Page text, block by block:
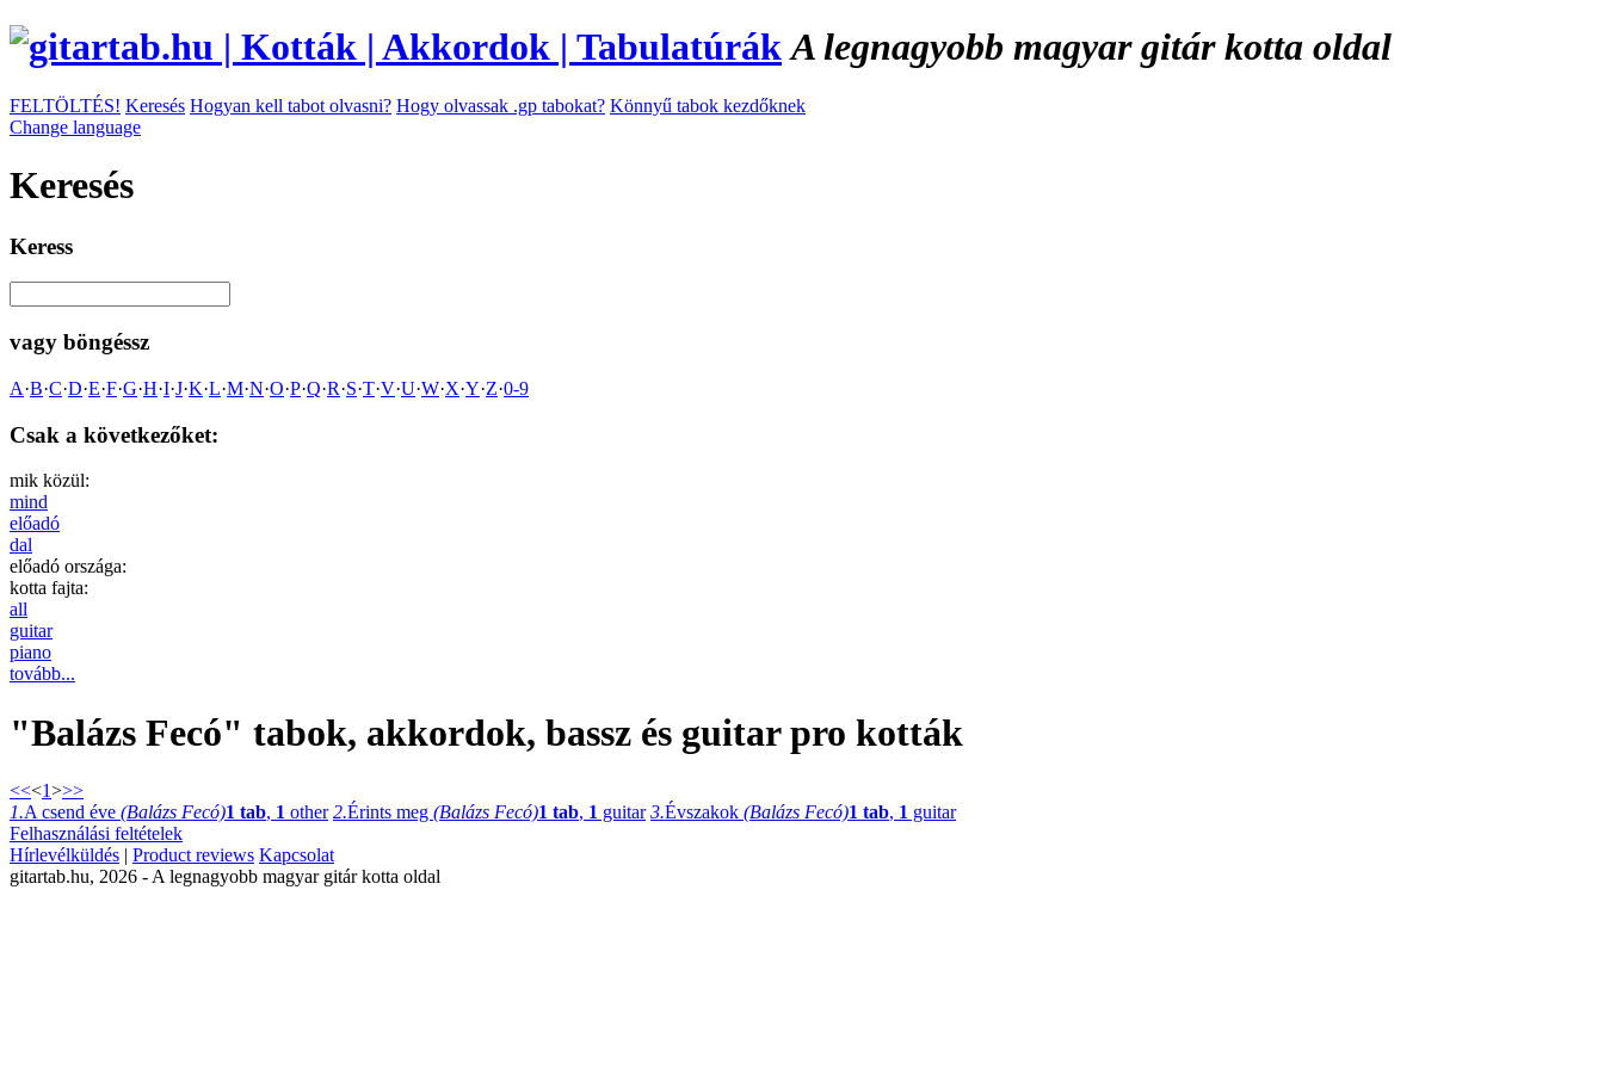
A legnagyobb magyar gitár kotta oldal
FELTÖLTÉS! Keresés Hogyan kell tabot olvasni? Hogy olvassak .gp tabokat? Könnyű tabok kezdőknek
Change language
Keresés
Keress
vagy böngéssz
A·B·C·D·E·F·G·H·I·J·K·L·M·N·O·P·Q·R·S·T·V·U·W·X·Y·Z·0-9
Csak a következőket:
mik közül:
mind
előadó
dal
előadó országa:
kotta fajta:
all
guitar
piano
tovább...
"Balázs Fecó" tabok, akkordok, bassz és guitar pro kották
<<<1>>>
1.A csend éve (Balázs Fecó)1 tab, 1 other 2.Érints meg (Balázs Fecó)1 tab, 1 guitar 3.Évszakok (Balázs Fecó)1 tab, 1 guitar
Felhasználási feltételek
Hírlevélküldés | Product reviews Kapcsolat
gitartab.hu, 2026 - A legnagyobb magyar gitár kotta oldal